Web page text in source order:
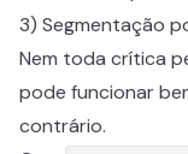
3) Segmentação
Nem toda crítica
pode funcionar
contrário.